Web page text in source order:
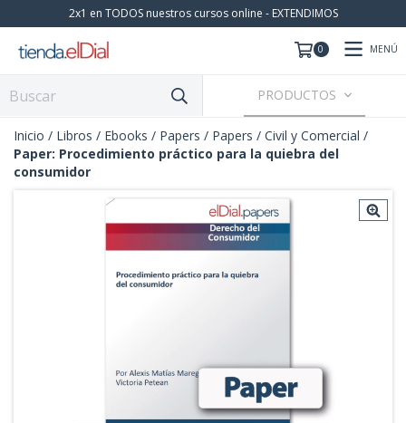
2x1 en TODOS nuestros cursos online - EXTENDIMOS
0 MENÚ
PRODUCTOS
Inicio / Libros / Ebooks / Papers / Papers / Civil y Comercial /
Paper: Procedimiento práctico para la quiebra del
consumidor